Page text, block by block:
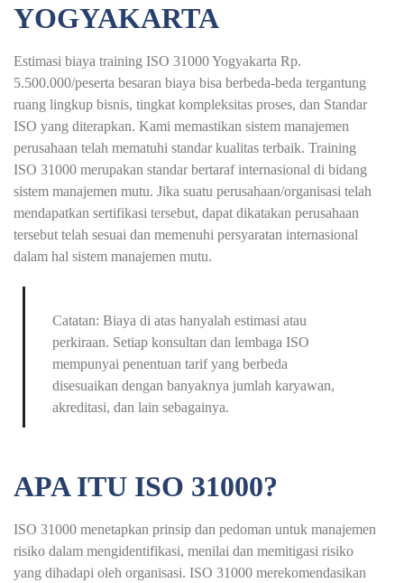
YOGYAKARTA
Estimasi biaya training ISO 31000 Yogyakarta Rp.
5.500.000/peserta besaran biaya bisa berbeda-beda tergantung
ruang lingkup bisnis, tingkat kompleksitas proses, dan Standar
ISO yang diterapkan. Kami memastikan sistem manajemen
perusahaan telah mematuhi standar kualitas terbaik. Training
ISO 31000 merupakan standar bertaraf internasional di bidang
sistem manajemen mutu. Jika suatu perusahaan/organisasi telah
mendapatkan sertifikasi tersebut, dapat dikatakan perusahaan
tersebut telah sesuai dan memenuhi persyaratan internasional
dalam hal sistem manajemen mutu.
Catatan: Biaya di atas hanyalah estimasi atau
perkiraan. Setiap konsultan dan lembaga ISO
mempunyai penentuan tarif yang berbeda
disesuaikan dengan banyaknya jumlah karyawan,
akreditasi, dan lain sebagainya.
APA ITU ISO 31000?
ISO 31000 menetapkan prinsip dan pedoman untuk manajemen
risiko dalam mengidentifikasi, menilai dan memitigasi risiko
yang dihadapi oleh organisasi. ISO 31000 merekomendasikan